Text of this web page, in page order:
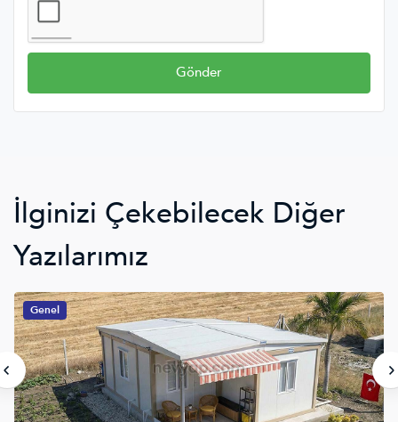
Gönder
İlginizi Çekebilecek Diğer
Yazılarımız
Genel